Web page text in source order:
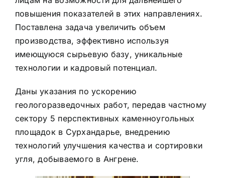
повышения показателей в этих направлениях.
Поставлена задача увеличить объем
производства, эффективно используя
имеющуюся сырьевую базу, уникальные
технологии и кадровый потенциал.
Даны указания по ускорению
геологоразведочных работ, передав частному
сектору 5 перспективных каменноугольных
площадок в Сурхандарье, внедрению
технологий улучшения качества и сортировки
угля, добываемого в Ангрене.